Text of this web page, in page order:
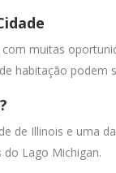
muitas
habitação
de Illinois e uma
do Lago Michigan.